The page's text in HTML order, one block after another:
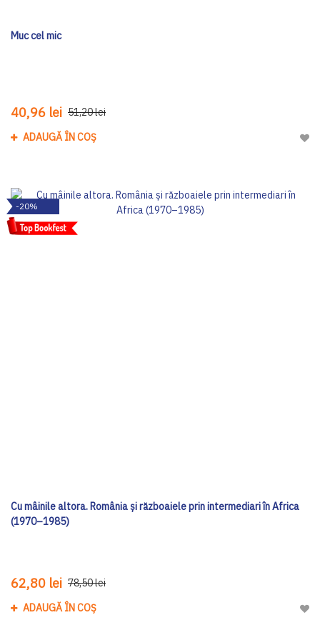
Muc cel mic
40,96 lei 51,20 lei
ADAUGĂ ÎN COȘ
-20%
Cu mâinile altora. România și războaiele prin intermediari în Africa
(1970–1985)
62,80 lei 78,50 lei
ADAUGĂ ÎN COȘ